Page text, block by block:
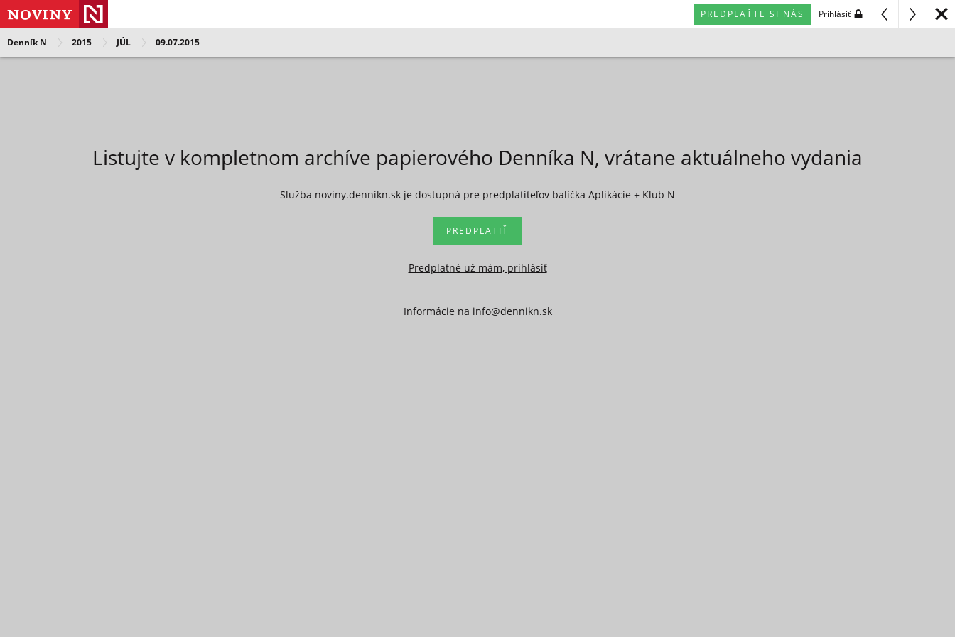
PREDPLAŤTE SI NÁS Prihlásiť
Denník N 2015 JÚL 09.07.2015
Listujte v kompletnom archíve papierového Denníka N, vrátane aktuálneho vydania
Služba noviny.dennikn.sk je dostupná pre predplatiteľov balíčka Aplikácie + Klub N
PREDPLATIŤ
Predplatné už mám, prihlásiť
Informácie na info@dennikn.sk